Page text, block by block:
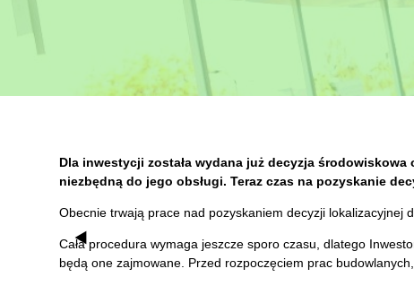
Dla inwestycji została wydana już decyzja
niezbędną do jego obsługi. Teraz czas na pozyskanie
Obecnie trwają prace nad pozyskaniem decyzji lokalizacyjnej
Cała procedura wymaga jeszcze sporo czasu, dlatego
będą one zajmowane. Przed rozpoczęciem prac